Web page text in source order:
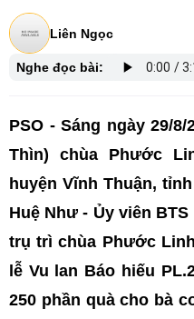
Liên Ngọc
Nghe đọc bài:
PSO - Sáng ngày 29/
Thìn) chùa Phước
huyện Vĩnh Thuận,
Huệ Như - Ủy viên
trụ trì chùa Phước
lễ Vu lan Báo hiếu
250 phần quà cho bà